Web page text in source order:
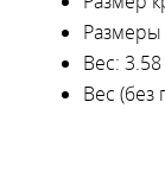
Размеры
Вес: 3.58
Вес (без